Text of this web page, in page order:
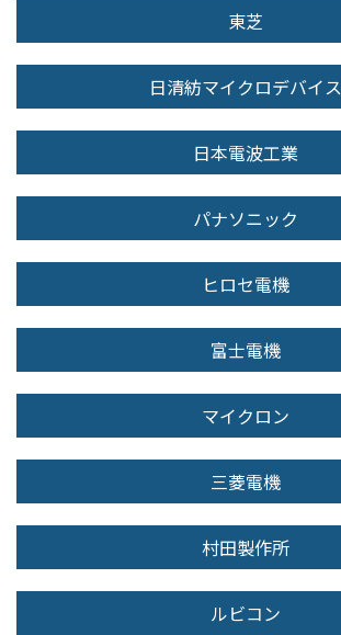
東芝
日清紡マイクロデバイス
日本電波工業
パナソニック
ヒロセ電機
富士電機
マイクロン
三菱電機
村田製作所
ルビコン